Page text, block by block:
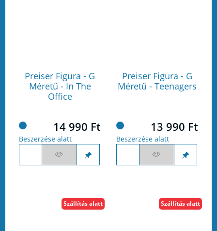
Preiser Figura - G
Méretű - In The
Office
14 990 Ft
Beszerzése alatt
Preiser Figura - G
Méretű - Teenagers
13 990 Ft
Beszerzése alatt
Szállítás alatt Szállítás alatt